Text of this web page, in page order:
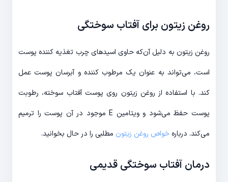
روغن زیتون برای آفتاب سوختگی‌
روغن زیتون به دلیل آن‌که حاوی اسیدهای چرب تغذیه کننده پوست
است، می‌تواند به عنوان یک مرطوب کننده و آبرسان پوست عمل
کند. با استفاده از روغن زیتون روی پوست آفتاب سوخته، رطوبت
پوست حفظ می‌شود و ویتامین E موجود در آن پوست را ترمیم
می‌کند. درباره خواص روغن زیتون مطلبی را در حال بخوانید.
درمان آفتاب سوختگی قدیمی